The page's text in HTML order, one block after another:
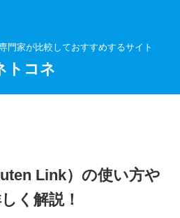
門家が比較しておすすめするサイト
トコネ
Link）の使い方や
く解説！